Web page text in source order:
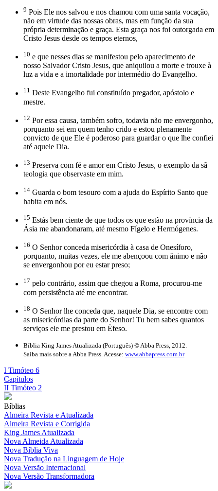
9 Pois Ele nos salvou e nos chamou com uma santa vocação,
não em virtude das nossas obras, mas em função da sua
própria determinação e graça. Esta graça nos foi outorgada em
Cristo Jesus desde os tempos eternos,
10 e que nesses dias se manifestou pelo aparecimento de
nosso Salvador Cristo Jesus, que aniquilou a morte e trouxe à
luz a vida e a imortalidade por intermédio do Evangelho.
11 Deste Evangelho fui constituído pregador, apóstolo e
mestre.
12 Por essa causa, também sofro, todavia não me envergonho,
porquanto sei em quem tenho crido e estou plenamente
convicto de que Ele é poderoso para guardar o que lhe confiei
até aquele Dia.
13 Preserva com fé e amor em Cristo Jesus, o exemplo da sã
teologia que observaste em mim.
14 Guarda o bom tesouro com a ajuda do Espírito Santo que
habita em nós.
15 Estás bem ciente de que todos os que estão na província da
Ásia me abandonaram, até mesmo Fígelo e Hermógenes.
16 O Senhor conceda misericórdia à casa de Onesíforo,
porquanto, muitas vezes, ele me abençoou com ânimo e não
se envergonhou por eu estar preso;
17 pelo contrário, assim que chegou a Roma, procurou-me
com persistência até me encontrar.
18 O Senhor lhe conceda que, naquele Dia, se encontre com
as misericórdias da parte do Senhor! Tu bem sabes quantos
serviços ele me prestou em Éfeso.
Bíblia King James Atualizada (Português) © Abba Press, 2012.
Saiba mais sobre a Abba Press. Acesse: www.abbapress.com.br
I Timóteo 6
Capítulos
II Timóteo 2
Bíblias
Almeira Revista e Atualizada
Almeira Revista e Corrigida
King James Atualizada
Nova Almeida Atualizada
Nova Bíblia Viva
Nova Tradução na Linguagem de Hoje
Nova Versão Internacional
Nova Versão Transformadora